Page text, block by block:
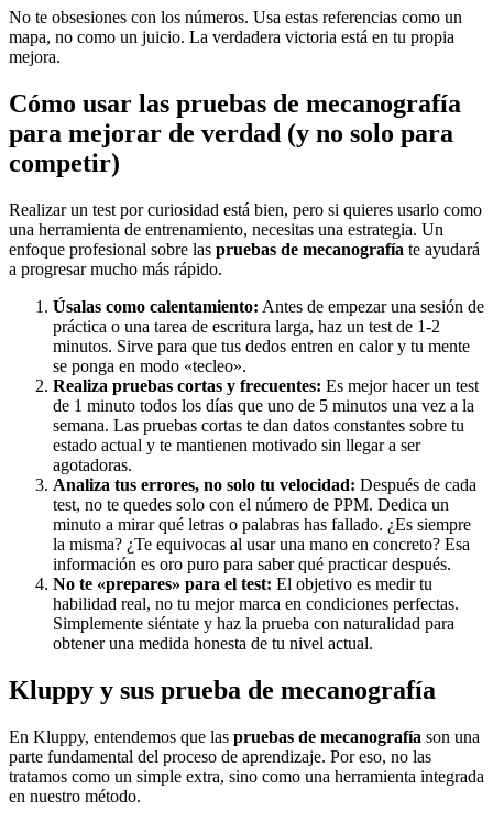
No te obsesiones con los números. Usa estas referencias como un
mapa, no como un juicio. La verdadera victoria está en tu propia
mejora.
Cómo usar las pruebas de mecanografía
para mejorar de verdad (y no solo para
competir)
Realizar un test por curiosidad está bien, pero si quieres usarlo como
una herramienta de entrenamiento, necesitas una estrategia. Un
enfoque profesional sobre las pruebas de mecanografía te ayudará
a progresar mucho más rápido.
Úsalas como calentamiento: Antes de empezar una sesión de
práctica o una tarea de escritura larga, haz un test de 1-2
minutos. Sirve para que tus dedos entren en calor y tu mente
se ponga en modo «tecleo».
Realiza pruebas cortas y frecuentes: Es mejor hacer un test
de 1 minuto todos los días que uno de 5 minutos una vez a la
semana. Las pruebas cortas te dan datos constantes sobre tu
estado actual y te mantienen motivado sin llegar a ser
agotadoras.
Analiza tus errores, no solo tu velocidad: Después de cada
test, no te quedes solo con el número de PPM. Dedica un
minuto a mirar qué letras o palabras has fallado. ¿Es siempre
la misma? ¿Te equivocas al usar una mano en concreto? Esa
información es oro puro para saber qué practicar después.
No te «prepares» para el test: El objetivo es medir tu
habilidad real, no tu mejor marca en condiciones perfectas.
Simplemente siéntate y haz la prueba con naturalidad para
obtener una medida honesta de tu nivel actual.
Kluppy y sus prueba de mecanografía
En Kluppy, entendemos que las pruebas de mecanografía son una
parte fundamental del proceso de aprendizaje. Por eso, no las
tratamos como un simple extra, sino como una herramienta integrada
en nuestro método.